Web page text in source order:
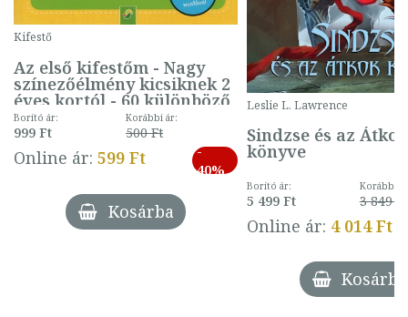
Kifestő
Az első kifestőm - Nagy
színezőélmény kicsiknek 2
éves kortól - 60 különböző
mintával (gombás)
Borító ár:
999 Ft
Korábbi ár:
500 Ft
Online ár: 599 Ft
-
40%
Kosárba
Leslie L. Lawrence
Sindzse és az Átkok
könyve
Borító ár:
5 499 Ft
Korábbi
3 849 Ft
Online ár: 4 014 Ft
Kosárba